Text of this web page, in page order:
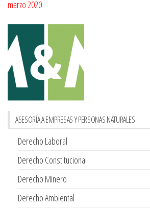
marzo 2020
ASESORÍA A EMPRESAS Y PERSONAS NATURALES
Derecho Laboral
Derecho Constitucional
Derecho Minero
Derecho Ambiental